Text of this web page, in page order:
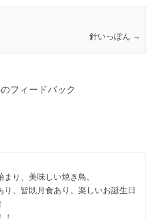
針いっぽん →
フィードバック
り、美味しい焼き鳥。
り、皆既月食あり。楽しいお誕生日